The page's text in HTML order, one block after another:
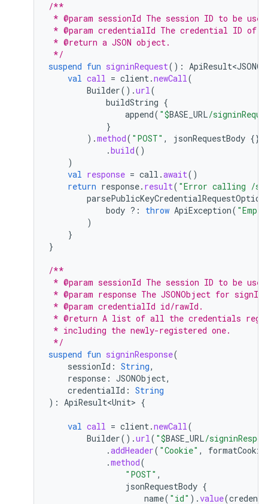
/**
* @param sessionId The session ID to be
* @param credentialId The credential ID of
* @return a JSON object.
*/
suspend fun signinRequest():
val call = client.newCall(
Builder().url(
buildString {
append( "$BASE_URL/
}
).method( "POST" , jsonRequestBody {})
.build()
)
val response = call .await()
return response. result( "Error calling /
body ?: throw ApiException(
)
}
}
/**
* @param sessionId The session ID to be
* @param response The JSONObject for
* @param credentialId id/rawId.
* @return A list of all the credentials
* including the newly-registered one.
*/
suspend fun signinResponse(
sessionId : String,
response : JSONObject,
credentialId : String
): ApiResult<Unit> {
val call = client.newCall(
Builder().url( "$BASE_URL/
.addHeader( "Cookie" , formatCookie
.method(
"POST" ,
jsonRequestBody {
name( "id" ).value(